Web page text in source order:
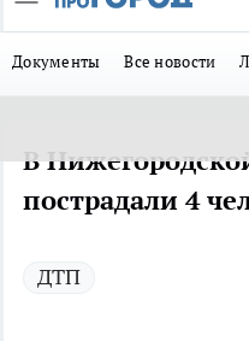
Документы Все новости
В
пострадали 4
ДТП